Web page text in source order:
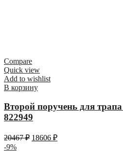
Compare
Quick view
Add to wishlist
В корзину
Второй поручень для
822949
20467₽ 18606 ₽
-9%